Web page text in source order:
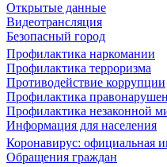
Открытые данные
Видеотрансляция
Безопасный город
Профилактика наркомании
Профилактика терроризма
Противодействие коррупции
Профилактика
Профилактика незаконной
Информация для населения
Коронавирус: официальная
Обращения граждан